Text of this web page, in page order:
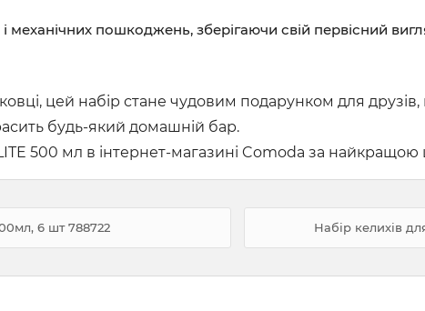
механічних пошкоджень, зберігаючи свій первісний
цей набір стане чудовим подарунком для
будь-який домашній бар.
500 мл в інтернет-магазині Comoda за найкращою
6 шт 788722 Набір келихів